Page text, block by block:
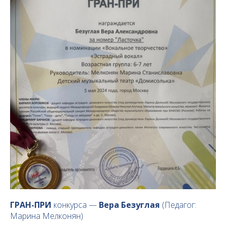
ГРАН-ПРИ конкурса — Вера Безуглая (Педагог:
Марина Мелконян)